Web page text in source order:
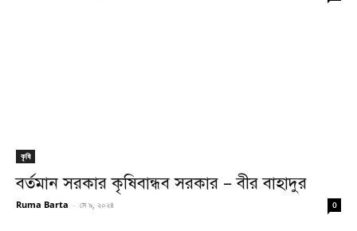
কৃষি
বর্তমান সরকার কৃষিবান্ধব সরকার – বীর বাহাদুর
Ruma Barta - মে ৯, ২০২৪ 0